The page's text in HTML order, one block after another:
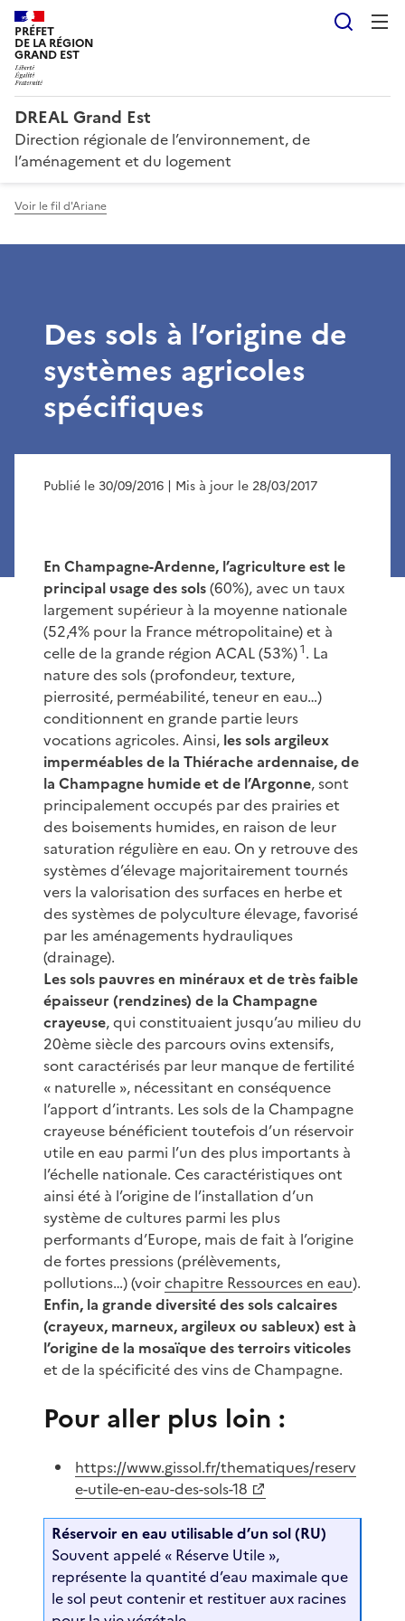
PRÉFET
DE LA RÉGION
GRAND EST
DREAL Grand Est
Direction régionale de l’environnement, de
l’aménagement et du logement
Voir le fil d'Ariane
Des sols à l’origine de
systèmes agricoles
spécifiques
Publié le 30/09/2016 | Mis à jour le 28/03/2017
En Champagne-Ardenne, l’agriculture est le
principal usage des sols(60%), avec un taux
largement supérieur à la moyenne nationale
(52,4% pour la France métropolitaine) et à
celle de la grande région ACAL (53%)1. La
nature des sols (profondeur, texture,
pierrosité, perméabilité, teneur en eau…)
conditionnent en grande partie leurs
vocations agricoles. Ainsi, les sols argileux
imperméables de la Thiérache ardennaise, de
la Champagne humide et de l’Argonne, sont
principalement occupés par des prairies et
des boisements humides, en raison de leur
saturation régulière en eau. On y retrouve des
systèmes d’élevage majoritairement tournés
vers la valorisation des surfaces en herbe et
des systèmes de polyculture élevage, favorisé
par les aménagements hydrauliques
(drainage).
Les sols pauvres en minéraux et de très faible
épaisseur (rendzines) de la Champagne
crayeuse, qui constituaient jusqu’au milieu du
20ème siècle des parcours ovins extensifs,
sont caractérisés par leur manque de fertilité
« naturelle », nécessitant en conséquence
l’apport d’intrants. Les sols de la Champagne
crayeuse bénéficient toutefois d’un réservoir
utile en eau parmi l’un des plus importants à
l’échelle nationale. Ces caractéristiques ont
ainsi été à l’origine de l’installation d’un
système de cultures parmi les plus
performants d’Europe, mais de fait à l’origine
de fortes pressions (prélèvements,
pollutions…) (voirchapitre Ressources en eau).
Enfin, la grande diversité des sols calcaires
(crayeux, marneux, argileux ou sableux) est à
l’origine de la mosaïque des terroirs viticoles
et de la spécificité des vins de Champagne.
Pour aller plus loin :
https://www.gissol.fr/thematiques/reserv
e-utile-en-eau-des-sols-18
Réservoir en eau utilisable d’un sol (RU)
Souvent appelé « Réserve Utile »,
représente la quantité d’eau maximale que
le sol peut contenir et restituer aux racines